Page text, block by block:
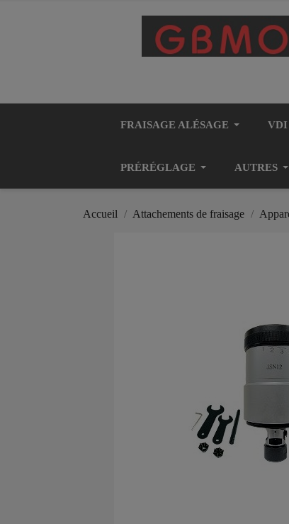
FRAISAGE ALÉSAGE VDI
PRÉRÉGLAGE AUTRES
Accueil Attachements de fraisage